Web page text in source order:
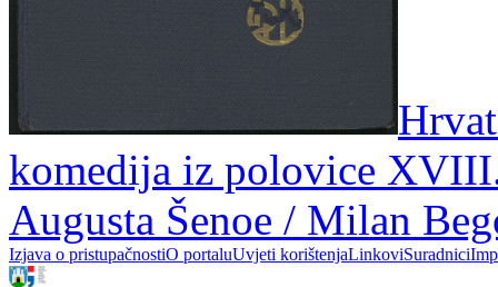
komedija iz polovice
Augusta Šenoe / Milan
Izjava o pristupačnostiO portaluUvjeti korištenjaLinkoviSuradnici